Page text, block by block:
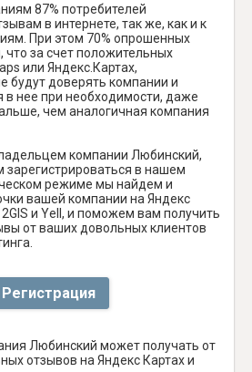
87% потребителей
в интернете, так же, как и к
При этом 70% опрошенных
за счет положительных
или Яндекс.Картах,
будут доверять компании и
в нее при необходимости, даже
чем аналогичная компания
компании Любинский,
в нашем
режиме мы найдем и
вашей компании на Яндекс
2GIS и Yell, и поможем вам получить
от ваших довольных клиентов
Регистрация
Любинский может получать от
отзывов на Яндекс Картах и